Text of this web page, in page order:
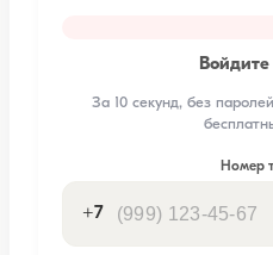
Войдите
За 10 секунд, без
Номер
+7